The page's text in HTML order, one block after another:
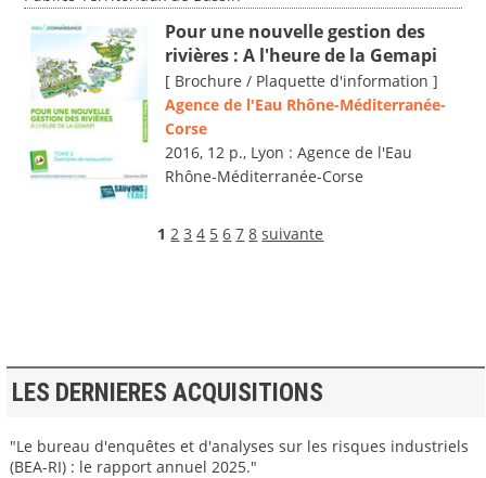
Pour une nouvelle gestion des
rivières : A l'heure de la Gemapi
[ Brochure / Plaquette d'information ]
Agence de l'Eau Rhône-Méditerranée-
Corse
2016, 12 p., Lyon : Agence de l'Eau
Rhône-Méditerranée-Corse
1 2 3 4 5 6 7 8 suivante
LES DERNIERES ACQUISITIONS
"Le bureau d'enquêtes et d'analyses sur les risques industriels
(BEA-RI) : le rapport annuel 2025."